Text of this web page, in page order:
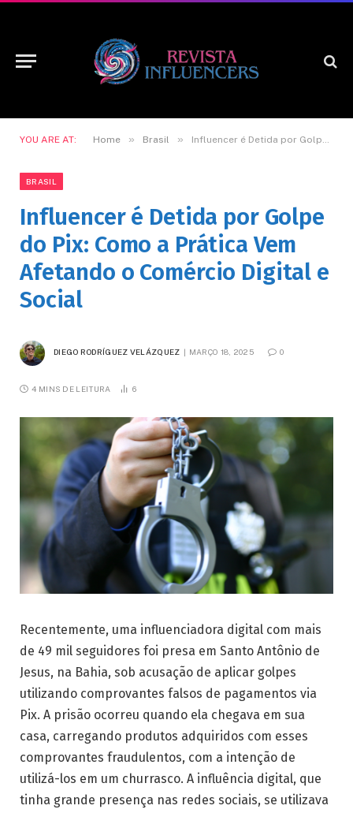
YOU ARE AT: Home » Brasil » Influencer é Detida por Golpe do Pix: Como a Prática Vem Afetando o Comércio Digital e Social
BRASIL
Influencer é Detida por Golpe
do Pix: Como a Prática Vem
Afetando o Comércio Digital e
Social
DIEGO RODRÍGUEZ VELÁZQUEZ MARÇO 18, 2025 0
4 MINS DE LEITURA 6
Recentemente, uma influenciadora digital com mais
de 49 mil seguidores foi presa em Santo Antônio de
Jesus, na Bahia, sob acusação de aplicar golpes
utilizando comprovantes falsos de pagamentos via
Pix. A prisão ocorreu quando ela chegava em sua
casa, carregando produtos adquiridos com esses
comprovantes fraudulentos, com a intenção de
utilizá-los em um churrasco. A influência digital, que
tinha grande presença nas redes sociais, se utilizava